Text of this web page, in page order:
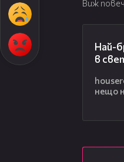
Виж
Най-
в
нещо